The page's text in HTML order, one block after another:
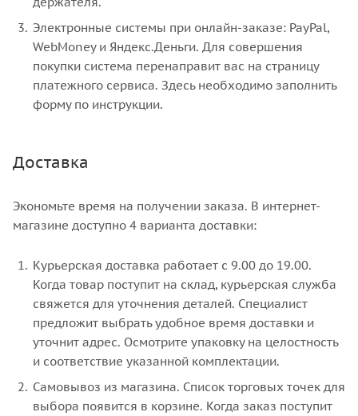
Электронные системы при онлайн-заказе: PayPal,
WebMoney и Яндекс.Деньги. Для совершения
покупки система перенаправит вас на страницу
платежного сервиса. Здесь необходимо заполнить
форму по инструкции.
Доставка
Экономьте время на получении заказа. В интернет-
магазине доступно 4 варианта доставки:
Курьерская доставка работает с 9.00 до 19.00.
Когда товар поступит на склад, курьерская служба
свяжется для уточнения деталей. Специалист
предложит выбрать удобное время доставки и
уточнит адрес. Осмотрите упаковку на целостность
и соответствие указанной комплектации.
Самовывоз из магазина. Список торговых точек для
выбора появится в корзине. Когда заказ поступит